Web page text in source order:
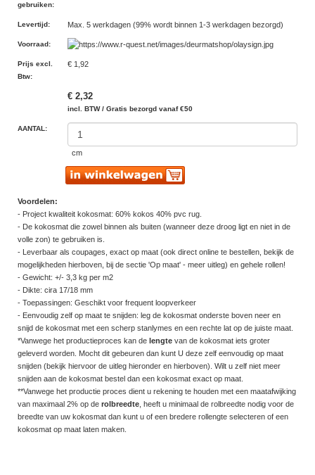
gebruiken:
Levertijd : Max. 5 werkdagen (99% wordt binnen 1-3 werkdagen bezorgd)
Voorraad :
Prijs excl.
Btw:
€ 1,92
€ 2,32
incl. BTW / Gratis bezorgd vanaf €50
AANTAL:
cm
Voordelen:
- Project kwaliteit kokosmat: 60% kokos 40% pvc rug.
- De kokosmat die zowel binnen als buiten (wanneer deze droog ligt en niet in de
volle zon) te gebruiken is.
- Leverbaar als coupages, exact op maat (ook direct online te bestellen, bekijk de
mogelijkheden hierboven, bij de sectie 'Op maat' - meer uitleg) en gehele rollen!
- Gewicht: +/- 3,3 kg per m2
- Dikte: cira 17/18 mm
- Toepassingen: Geschikt voor frequent loopverkeer
- Eenvoudig zelf op maat te snijden: leg de kokosmat onderste boven neer en
snijd de kokosmat met een scherp stanlymes en een rechte lat op de juiste maat.
*Vanwege het productieproces kan de lengte van de kokosmat iets groter
geleverd worden. Mocht dit gebeuren dan kunt U deze zelf eenvoudig op maat
snijden (bekijk hiervoor de uitleg hieronder en hierboven). Wilt u zelf niet meer
snijden aan de kokosmat bestel dan een kokosmat exact op maat.
**Vanwege het productie proces dient u rekening te houden met een maatafwijking
van maximaal 2% op de rolbreedte , heeft u minimaal de rolbreedte nodig voor de
breedte van uw kokosmat dan kunt u of een bredere rollengte selecteren of een
kokosmat op maat laten maken.